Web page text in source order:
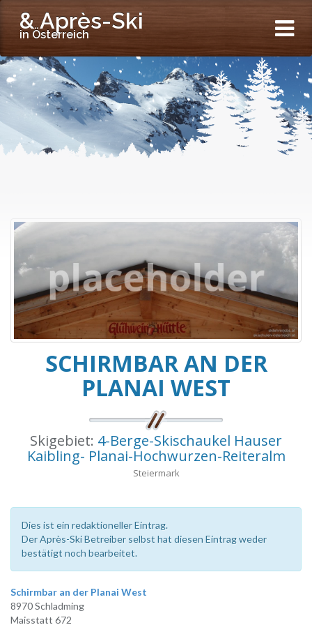
& Après-Ski
in Österreich
SCHIRMBAR AN DER
PLANAI WEST
Skigebiet: 4-Berge-Skischaukel Hauser
Kaibling- Planai-Hochwurzen-Reiteralm
Steiermark
Dies ist ein redaktioneller Eintrag.
Der Après-Ski Betreiber selbst hat diesen Eintrag weder
bestätigt noch bearbeitet.
Schirmbar an der Planai West
8970 Schladming
Maisstatt 672